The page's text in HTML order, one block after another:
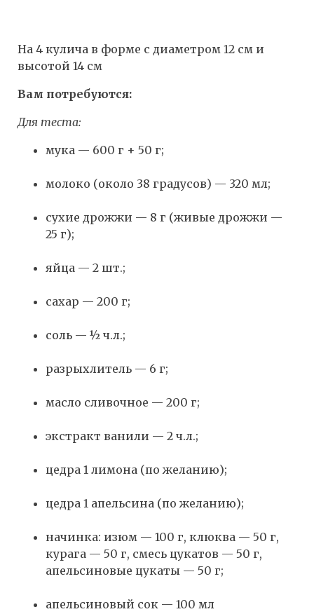
На 4 кулича в форме с диаметром 12 см и
высотой 14 см
Вам потребуются:
Для теста:
мука — 600 г + 50 г;
молоко (около 38 градусов) — 320 мл;
сухие дрожжи — 8 г (живые дрожжи —
25 г);
яйца — 2 шт.;
сахар — 200 г;
соль — ½ ч.л.;
разрыхлитель — 6 г;
масло сливочное — 200 г;
экстракт ванили — 2 ч.л.;
цедра 1 лимона (по желанию);
цедра 1 апельсина (по желанию);
начинка: изюм — 100 г, клюква — 50 г,
курага — 50 г, смесь цукатов — 50 г,
апельсиновые цукаты — 50 г;
апельсиновый сок — 100 мл